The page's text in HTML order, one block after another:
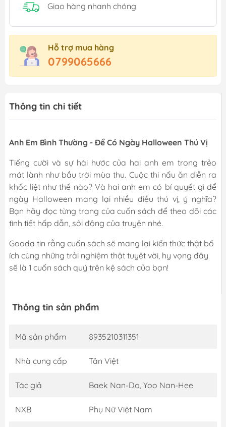
Giao hàng nhanh chóng
Hỗ trợ mua hàng
0799065666
Thông tin chi tiết
Anh Em Bình Thường - Để Có Ngày Halloween Thú Vị
Tiếng cười và sự hài hước của hai anh em trong trẻo
mát lành như bầu trời mùa thu. Cuộc thi nấu ăn diễn ra
khốc liệt như thế nào? Và hai anh em có bí quyết gì để
ngày Halloween mang lại nhiều điều thú vị, ý nghĩa?
Bạn hãy đọc từng trang của cuốn sách để theo dõi các
tình tiết hấp dẫn, sôi động của truyện nhé.
Gooda tin rằng cuốn sách sẽ mang lại kiến thức thật bổ
ích cùng những trải nghiệm thật tuyệt vời, hy vọng đây
sẽ là 1 cuốn sách quý trên kệ sách của bạn!
Thông tin sản phẩm
Mã sản phẩm 8935210311351
Nhà cung cấp Tân Việt
Tác giả Baek Nan-Do, Yoo Nan-Hee
NXB Phụ Nữ Việt Nam